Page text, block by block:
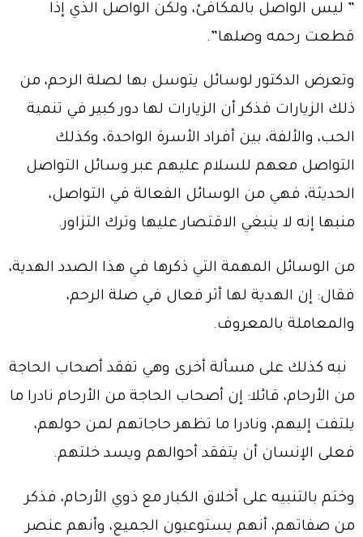
” ليس الواصل بالمكافئ، ولكن الواصل الذي إذا
قطعت رحمه وصلها”.
وتعرض الدكتور لوسائل يتوسل بها لصلة الرحم، من
ذلك الزيارات فذكر أن الزيارات لها دور كبير في تنمية
الحب، والألفة، بين أفراد الأسرة الواحدة، وكذلك
التواصل معهم للسلام عليهم عبر وسائل التواصل
الحديثة، فهي من الوسائل الفعالة في التواصل،
منبها إنه لا ينبغي الاقتصار عليها وترك التزاور.
من الوسائل المهمة التي ذكرها في هذا الصدد الهدية،
فقال: إن الهدية لها أثر فعال في صلة الرحم،
والمعاملة بالمعروف.
نبه كذلك على مسألة أخرى وهي تفقد أصحاب الحاجة
من الأرحام، قائلا: إن أصحاب الحاجة من الأرحام نادرا ما
يلتفت إليهم، ونادرا ما تظهر حاجاتهم لمن حولهم،
فعلى الإنسان أن يتفقد أحوالهم ويسد خلتهم.
وختم بالتنبيه على أخلاق الكبار مع ذوي الأرحام، فذكر
من صفاتهم، أنهم يستوعبون الجميع، وأنهم عنصر